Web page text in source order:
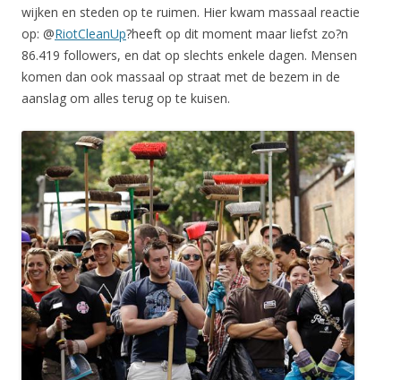
wijken en steden op te ruimen. Hier kwam massaal reactie
op: @RiotCleanUp?heeft op dit moment maar liefst zo?n
86.419 followers, en dat op slechts enkele dagen. Mensen
komen dan ook massaal op straat met de bezem in de
aanslag om alles terug op te kuisen.